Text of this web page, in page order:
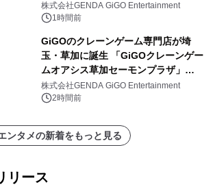
株式会社GENDA GiGO Entertainment
1時間前
GiGOのクレーンゲーム専門店が埼
玉・草加に誕生 「GiGOクレーンゲー
ムオアシス草加セーモンプラザ」
2026年8月7日(金)10時グランドオープ
ン
株式会社GENDA GiGO Entertainment
2時間前
ンタメの新着をもっと見る
リース